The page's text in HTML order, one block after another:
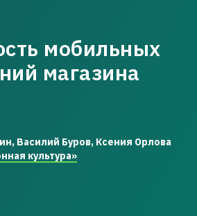
мобильных
магазина
Василий Буров, Ксения Орлова
культура»